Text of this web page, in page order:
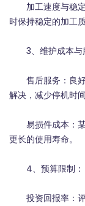
加工速度与稳定
时保持稳定的加工质
3、维护成本与
售后服务：良好
解决，减少停机时间
易损件成本：某
更长的使用寿命。
4、预算限制：
投资回报率：评